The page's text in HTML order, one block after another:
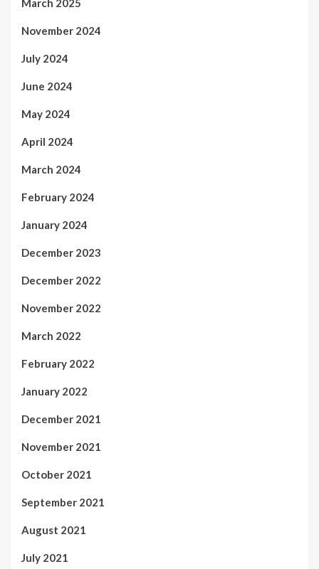
March 2025
November 2024
July 2024
June 2024
May 2024
April 2024
March 2024
February 2024
January 2024
December 2023
December 2022
November 2022
March 2022
February 2022
January 2022
December 2021
November 2021
October 2021
September 2021
August 2021
July 2021